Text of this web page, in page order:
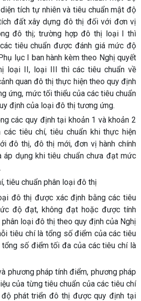
tích tự nhiên và tiêu chuẩn mật độ
đất xây dựng đô thị đối với đơn vị
đô thị; trường hợp đô thị loại I thì
tiêu chuẩn được đánh giá mức độ
lục I ban hành kèm theo Nghị quyết
loại II, loại III thì các tiêu chuẩn về
quan đô thị thực hiện theo quy định
ứng, mức tối thiểu của các tiêu chuẩn
định của loại đô thị tương ứng.
các quy định tại khoản 1 và khoản 2
tiêu chí, tiêu chuẩn khi thực hiện
đô thị, đô thị mới, đơn vị hành chính
áp dụng khi tiêu chuẩn chưa đạt mức
tiêu chuẩn phân loại đô thị
đô thị được xác định bằng các tiêu
độ đạt, không đạt hoặc được tính
loại đô thị theo quy định của Nghị
tiêu chí là tổng số điểm của các tiêu
số điểm tối đa của các tiêu chí là
phương pháp tính điểm, phương pháp
của từng tiêu chuẩn của các tiêu chí
phát triển đô thị được quy định tại